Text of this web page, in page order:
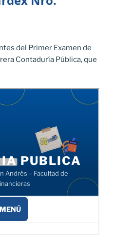
del Primer Examen de
Contaduría Pública, que